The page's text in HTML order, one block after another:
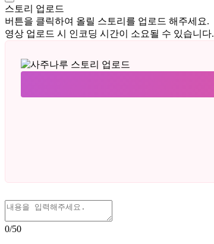
스토리 업로드
버튼을 클릭하여 올릴 스토리를 업로드 해주세요.
영상 업로드 시 인코딩 시간이 소요될 수 있습니다.
0/50